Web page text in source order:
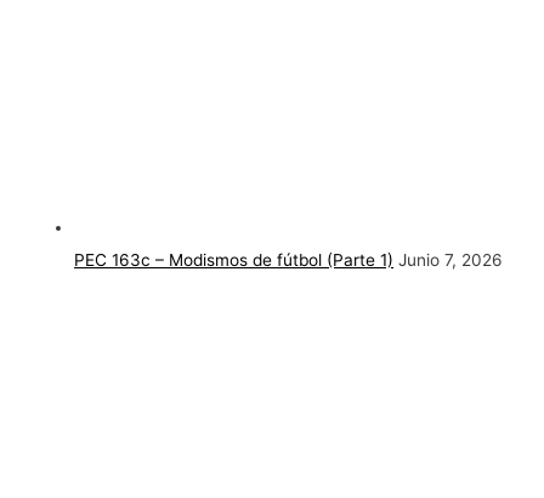
PEC 163c – Modismos de fútbol (Parte 1) Junio 7, 2026